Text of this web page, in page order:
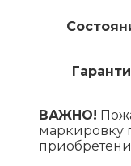
ВАЖНО!
маркировку